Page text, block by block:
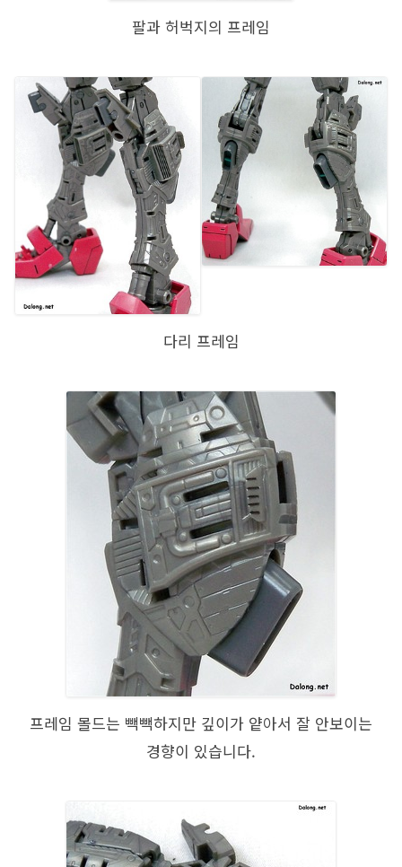
팔과 허벅지의 프레임
다리 프레임
프레임 몰드는 빽빽하지만 깊이가 얕아서 잘 안보이는
경향이 있습니다.